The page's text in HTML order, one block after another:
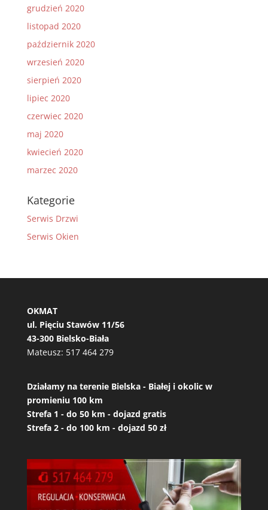
grudzień 2020
listopad 2020
październik 2020
wrzesień 2020
sierpień 2020
lipiec 2020
czerwiec 2020
maj 2020
kwiecień 2020
marzec 2020
Kategorie
Serwis Drzwi
Serwis Okien
OKMAT
ul. Pięciu Stawów 11/56
43-300 Bielsko-Biała
Mateusz: 517 464 279
Działamy na terenie Bielska - Białej i okolic w
promieniu 100 km
Strefa 1 - do 50 km - dojazd gratis
Strefa 2 - do 100 km - dojazd 50 zł